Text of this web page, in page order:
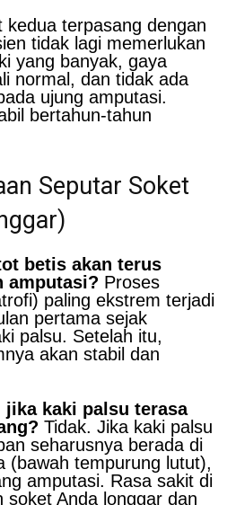
kedua terpasang dengan
tidak lagi memerlukan
yang banyak, gaya
normal, dan tidak ada
ujung amputasi.
bertahun-tahun
Seputar Soket
betis akan terus
amputasi? Proses
paling ekstrem terjadi
pertama sejak
palsu. Setelah itu,
akan stabil dan
jika kaki palsu terasa
Tidak. Jika kaki palsu
seharusnya berada di
(bawah tempurung lutut),
amputasi. Rasa sakit di
soket Anda longgar dan